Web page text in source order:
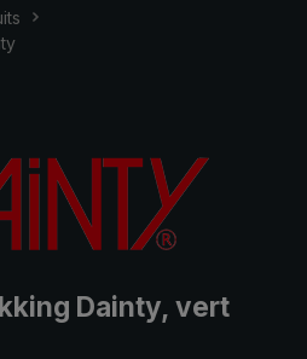
Dainty, vert